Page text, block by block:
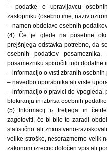
– podatke o upravljavcu
zastopniku (osebno ime, naziv
– namen obdelave osebnih podatkov.
(4) Če je glede na posebne
prejšnjega odstavka potrebno, da
osebnih podatkov
posamezniku sporočiti tudi dodatne
– informacijo o vrsti zbranih osebnih
– navedbo uporabnika ali vrste
– informacijo o pravici do vpogleda,
blokiranja in izbrisa osebnih
(5) Informacij iz tretjega in
zagotoviti, če bi bilo to zaradi
statistično ali znanstveno-
velike stroške, nesorazmerno velik
zakonom izrecno določen vpis ali